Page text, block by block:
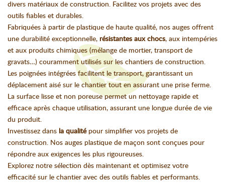
divers matériaux de construction. Facilitez vos projets avec des
outils fiables et durables.
Fabriquées à partir de plastique de haute qualité, nos auges offrent
une durabilité exceptionnelle, résistantes aux chocs, aux intempéries
et aux produits chimiques (mélange de mortier, transport de
gravats…) couramment utilisés sur les chantiers de construction.
Les poignées intégrées facilitent le transport, garantissant un
déplacement aisé sur le chantier tout en assurant une prise ferme.
La surface lisse et non poreuse permet un nettoyage rapide et
efficace après chaque utilisation, assurant une longue durée de vie
du produit.
Investissez dans la qualitépour simplifier vos projets de
construction. Nos auges plastique de maçon sont conçues pour
répondre aux exigences les plus rigoureuses.
Explorez notre sélection dès maintenant et optimisez votre
efficacité sur le chantier avec des outils fiables et performants.